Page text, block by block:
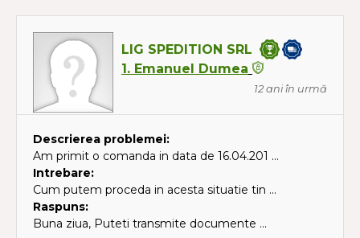
LIG SPEDITION SRL
1. Emanuel Dumea
12 ani în urmă
Descrierea problemei:
Am primit o comanda in data de 16.04.201 ...
Intrebare:
Cum putem proceda in acesta situatie tin ...
Raspuns:
Buna ziua, Puteti transmite documente ...